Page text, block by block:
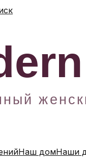
Наш домНаши